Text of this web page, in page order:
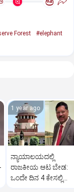
Forest
#elephant
1 year ago
ನ್ಯಾಯಾಲಯದಲ್ಲಿ
ರಾಜಕೀಯ ಆಟ ಬೇಡ:
ಒಂದೇ ದಿನ 4 ಕೇಸಲ್ಲಿ